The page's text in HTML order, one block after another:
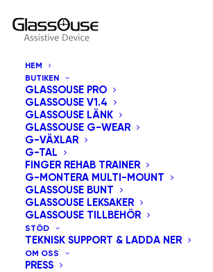
HEM
BUTIKEN
GLASSOUSE PRO
GLASSOUSE V1.4
GLASSOUSE LÄNK
GLASSOUSE G-WEAR
G-VÄXLAR
G-TAL
FINGER REHAB TRAINER
G-MONTERA MULTI-MOUNT
GLASSOUSE BUNT
GLASSOUSE LEKSAKER
GLASSOUSE TILLBEHÖR
STÖD
TEKNISK SUPPORT & LADDA NER
OM OSS
PRESS
Sortera efter popularitet
Standardsortering
Sortera efter senast
Sortera efter pris: högt till